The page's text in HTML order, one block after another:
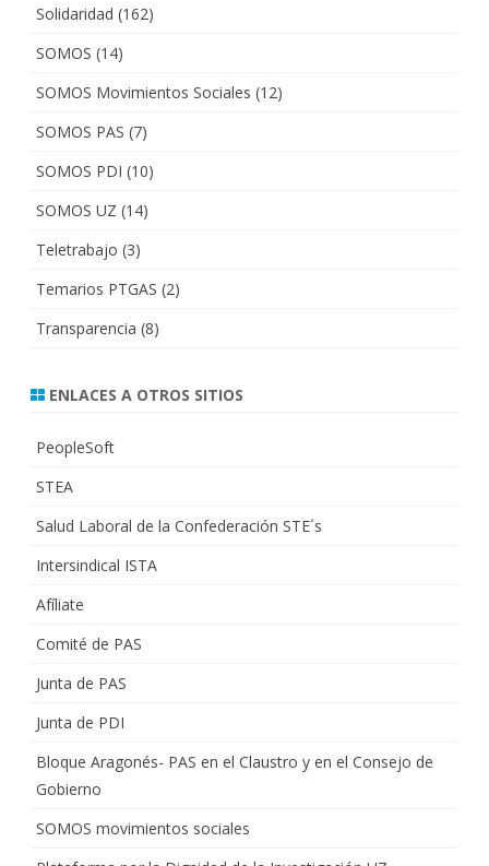
Solidaridad (162)
SOMOS (14)
SOMOS Movimientos Sociales (12)
SOMOS PAS (7)
SOMOS PDI (10)
SOMOS UZ (14)
Teletrabajo (3)
Temarios PTGAS (2)
Transparencia (8)
ENLACES A OTROS SITIOS
PeopleSoft
STEA
Salud Laboral de la Confederación STE´s
Intersindical ISTA
Afíliate
Comité de PAS
Junta de PAS
Junta de PDI
Bloque Aragonés- PAS en el Claustro y en el Consejo de
Gobierno
SOMOS movimientos sociales